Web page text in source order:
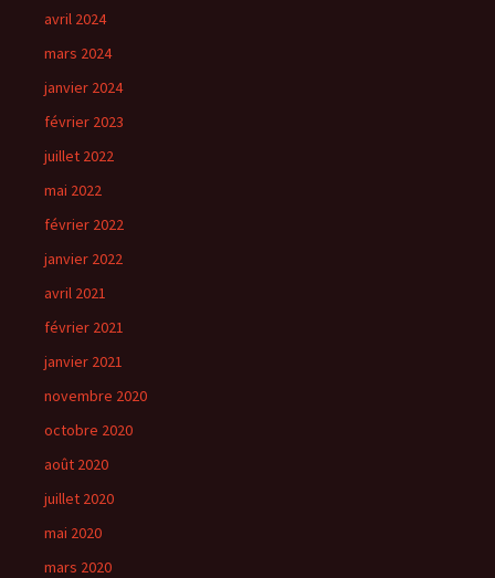
avril 2024
mars 2024
janvier 2024
février 2023
juillet 2022
mai 2022
février 2022
janvier 2022
avril 2021
février 2021
janvier 2021
novembre 2020
octobre 2020
août 2020
juillet 2020
mai 2020
mars 2020